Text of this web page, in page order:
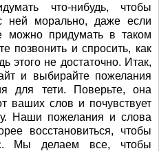
что-нибудь, чтобы
ней морально, даже если
можно придумать в таком
позвонить и спросить, как
этого не достаточно. Итак,
и выбирайте пожелания
для тети. Поверьте, она
ваших слов и почувствует
Наши пожелания и слова
восстановиться, чтобы
Мы делаем все, чтобы